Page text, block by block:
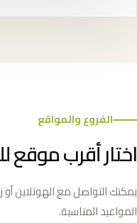
الفروع والمواقع
اختار أقرب موقع
يمكنك التواصل مع الهوتلاين
المواعيد المناسبة.